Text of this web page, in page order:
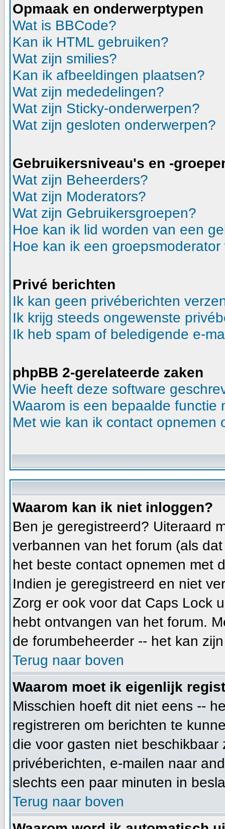
Opmaak en onderwerptypen
Wat is BBCode?
Kan ik HTML gebruiken?
Wat zijn smilies?
Kan ik afbeeldingen plaatsen?
Wat zijn mededelingen?
Wat zijn Sticky-onderwerpen?
Wat zijn gesloten onderwerpen?
Gebruikersniveau's en -
Wat zijn Beheerders?
Wat zijn Moderators?
Wat zijn Gebruikersgroepen?
Hoe kan ik lid worden van een
Hoe kan ik een groepsmoderator
Privé berichten
Ik kan geen privéberichten
Ik krijg steeds ongewenste
Ik heb spam of beledigende e-
phpBB 2-gerelateerde zaken
Wie heeft deze software
Waarom is een bepaalde functie
Met wie kan ik contact opnemen
Waarom kan ik niet inloggen?
Ben je geregistreerd? Uiteraard
verbannen van het forum (als
het beste contact opnemen met
Indien je geregistreerd en niet
Zorg er ook voor dat Caps Lock
hebt ontvangen van het forum.
de forumbeheerder -- het kan
Terug naar boven
Waarom moet ik eigenlijk
Misschien hoeft dit niet eens --
registreren om berichten te
die voor gasten niet
privéberichten, e-mailen naar
slechts een paar minuten in
Terug naar boven